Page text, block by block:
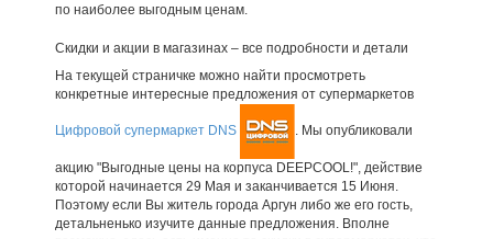
по наиболее выгодным ценам.
Скидки и акции в магазинах – все подробности и детали
На текущей страничке можно найти просмотреть
конкретные интересные предложения от супермаркетов
Цифровой супермаркет DNS . Мы опубликовали
акцию "Выгодные цены на корпуса DEEPCOOL!", действие
которой начинается 29 Мая и заканчивается 15 Июня.
Поэтому если Вы житель города Аргун либо же его гость,
детальненько изучите данные предложения. Вполне